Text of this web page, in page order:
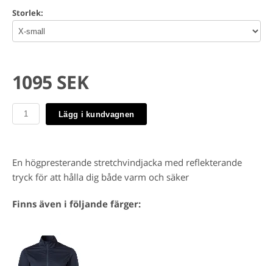
Storlek:
1095 SEK
Lägg i kundvagnen
En högpresterande stretchvindjacka med reflekterande
tryck för att hålla dig både varm och säker
Finns även i följande färger: